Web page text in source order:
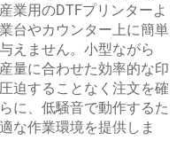
業用のDTFプリンターよ
台やカウンター上に簡単
えません。小型ながら
量に合わせた効率的な印
迫することなく注文を確
に、低騒音で動作するた
な作業環境を提供しま